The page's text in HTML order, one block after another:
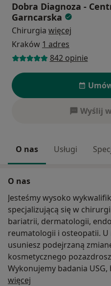
Dobra Diagnoza -
Garncarska
Chirurgia więcej
Kraków 1 adres
842 opinie
Wyślij
O nas Usługi
O nas
Jesteśmy wysoko
specjalizującą się w
bariatrii, dermatologii,
reumatologii i osteopatii. U
usuniesz podejrzaną
kosmetycznego
Wykonujemy badania
biopsję gruboigłową. W
więcej